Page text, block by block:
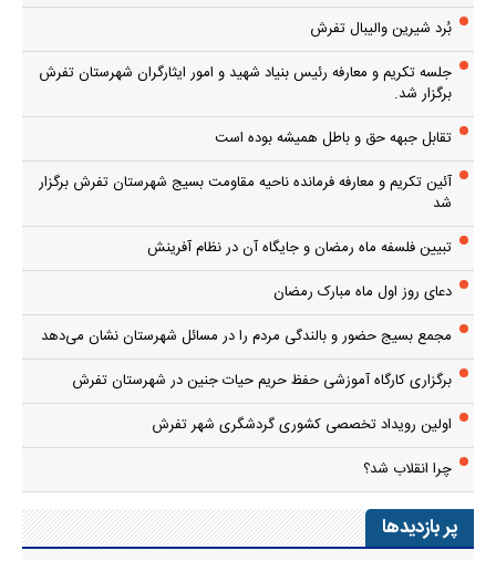
بُرد شیرین والیبال تفرش
جلسه تکریم و معارفه رئیس بنیاد شهید و امور ایثارگران شهرستان تفرش
برگزار شد.
تقابل جبهه حق و باطل همیشه بوده است
آئین تکریم و معارفه فرمانده ناحیه مقاومت بسیج شهرستان تفرش برگزار
شد
تبیین فلسفه ماه رمضان و جایگاه آن در نظام آفرینش
دعای روز اول ماه مبارک رمضان
مجمع بسیج حضور و بالندگی مردم را در مسائل شهرستان نشان می‌دهد
برگزاری کارگاه آموزشی حفظ حریم حیات جنین در شهرستان تفرش
اولین رویداد تخصصی کشوری گردشگری شهر تفرش
چرا انقلاب شد؟
پر بازدیدها